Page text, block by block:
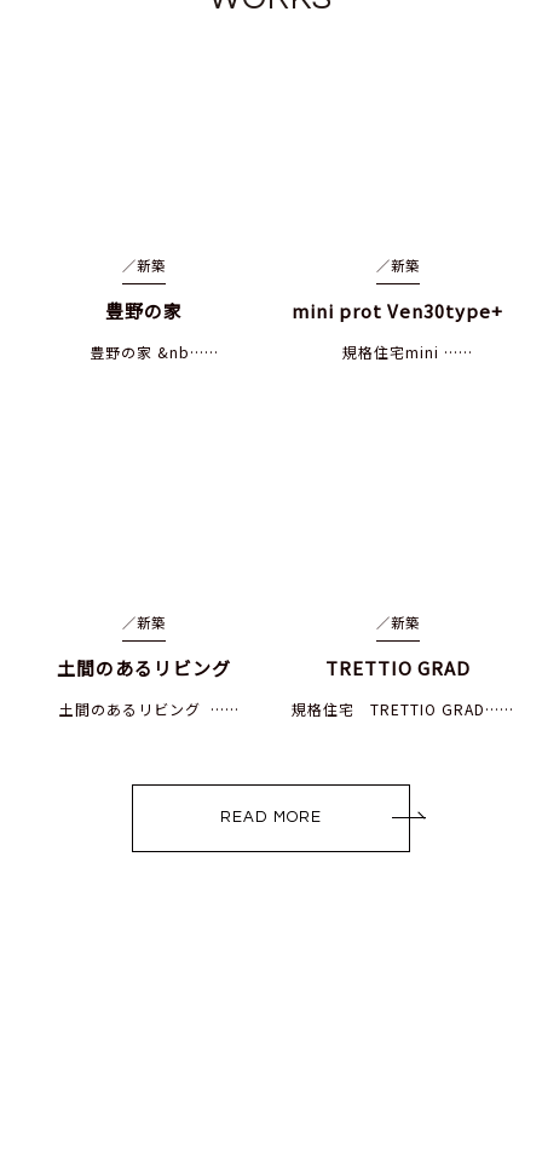
／新築
豊野の家
豊野の家 &nb……
／新築
mini prot Ven30type+
規格住宅mini ……
／新築
土間のあるリビング
土間のあるリビング ……
／新築
TRETTIO GRAD
規格住宅 TRETTIO GRAD……
READ MORE